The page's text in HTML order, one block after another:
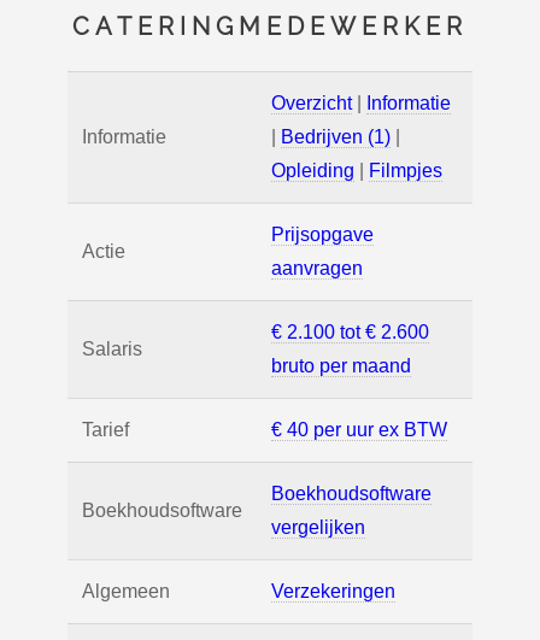
CATERINGMEDEWERKER
Informatie
Overzicht|
Informatie
Bedrijven (1)
Opleiding
Filmpjes
Actie
Prijsopgave
aanvragen
Salaris
€ 2.100 tot € 2.600
bruto per maand
Tarief € 40 per uur ex BTW
Boekhoudsoftware
Boekhoudsoftware
vergelijken
Algemeen Verzekeringen